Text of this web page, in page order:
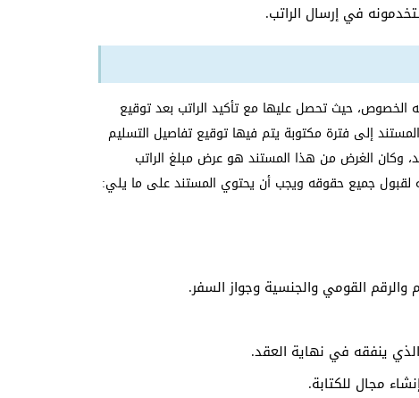
في إرسال الراتب.
حيث تحصل عليها مع تأكيد الراتب بعد توقيع
إلى فترة مكتوبة يتم فيها توقيع تفاصيل التسليم
وكان الغرض من هذا المستند هو عرض مبلغ الراتب
لقبول جميع حقوقه ويجب أن يحتوي المستند على ما يلي:
القومي والجنسية وجواز السفر.
ينفقه في نهاية العقد.
مجال للكتابة.